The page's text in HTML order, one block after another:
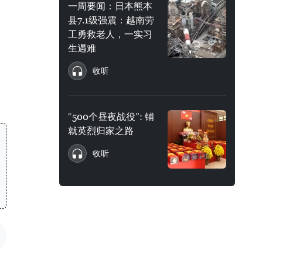
一周要闻：日本熊本
县7.1级强震：越南劳
工勇救老人，一实习
生遇难
收听
“500个昼夜战役”: 铺
就英烈归家之路
收听